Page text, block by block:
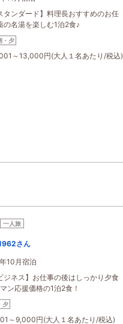
タンダード】料理長おすすめのお任
の名湯を楽しむ1泊2食♪
・夕
～13,000円(大人１名あたり/税込)
一人旅
さん
10月宿泊
ジネス】お仕事の後はしっかり夕食
ン応援価格の1泊2食！
夕
～9,000円(大人１名あたり/税込)